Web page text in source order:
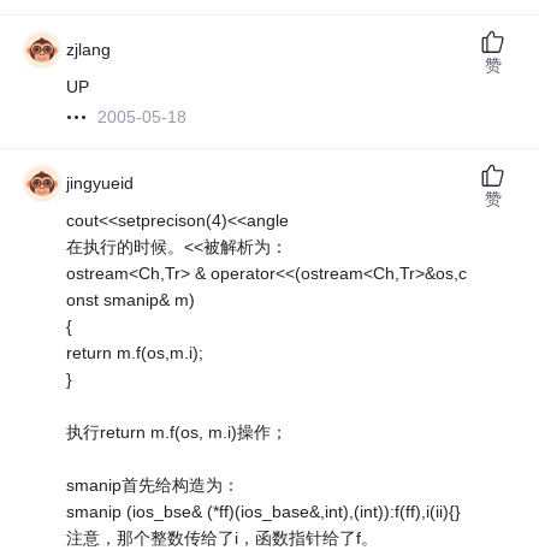
zjlang
UP
2005-05-18
赞
jingyueid
cout<<setprecison(4)<<angle
在执行的时候。<<被解析为：
ostream<Ch,Tr> & operator<<(ostream<Ch,Tr>&os,c
onst smanip& m)
{
return m.f(os,m.i);
}
执行return m.f(os, m.i)操作；
smanip首先给构造为：
smanip (ios_bse& (*ff)(ios_base&,int),(int)):f(ff),i(ii){}
注意，那个整数传给了i，函数指针给了f。
赞